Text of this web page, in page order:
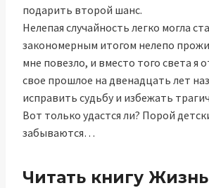
подарить второй шанс.
Нелепая случайность легко могла
закономерным итогом нелепо
мне повезло, и вместо того света я
свое прошлое на двенадцать лет
исправить судьбу и избежать
Вот только удастся ли? Порой
забываются…
Читать книгу Жизнь